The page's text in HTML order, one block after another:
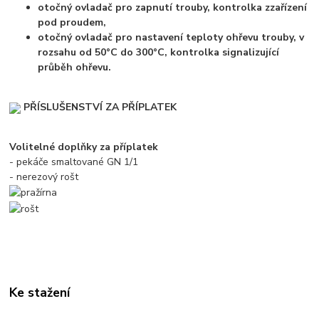
otočný ovladač pro zapnutí trouby, kontrolka zzařízení
pod proudem,
otočný ovladač pro nastavení teploty ohřevu trouby, v
rozsahu od 50°C do 300°C, kontrolka signalizující
průběh ohřevu.
PŘÍSLUŠENSTVÍ ZA PŘÍPLATEK
Volitelné doplňky za příplatek
- pekáče smaltované GN 1/1
- nerezový rošt
Ke stažení